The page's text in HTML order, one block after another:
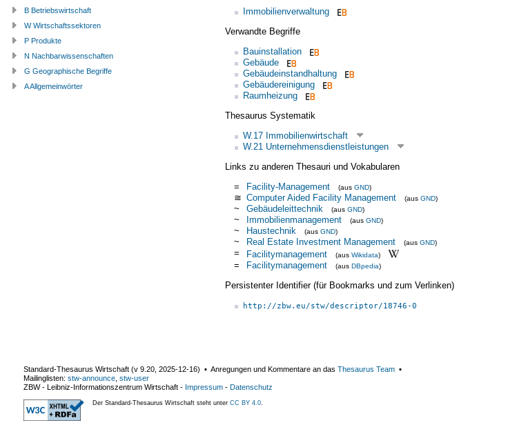
Immobilienverwaltung
Verwandte Begriffe
Bauinstallation
Gebäude
Gebäudeinstandhaltung
Gebäudereinigung
Raumheizung
Thesaurus Systematik
W.17 Immobilienwirtschaft
W.21 Unternehmensdienstleistungen
Links zu anderen Thesauri und Vokabularen
=
Facility-Management (aus GND)
≅ Computer Aided Facility Management (aus GND)
~ Gebäudeleittechnik (aus GND)
~ Immobilienmanagement (aus GND)
~ Haustechnik (aus GND)
~ Real Estate Investment Management (aus GND)
= Facilitymanagement (aus Wikidata)
= Facilitymanagement (aus DBpedia)
Persistenter Identifier (für Bookmarks und zum Verlinken)
http://zbw.eu/stw/descriptor/18746-0
B Betriebswirtschaft
W Wirtschaftssektoren
P Produkte
N Nachbarwissenschaften
G Geographische Begriffe
A Allgemeinwörter
Standard-Thesaurus Wirtschaft (v 9.20 2025-12-16) ▪ Anregungen und Kommentare an das Thesaurus Team ▪
Mailinglisten: stw-announce stw-user
ZBW - Leibniz-Informationszentrum Wirtschaft - Impressum - Datenschutz
Der Standard-Thesaurus Wirtschaft steht unter CC BY 4.0